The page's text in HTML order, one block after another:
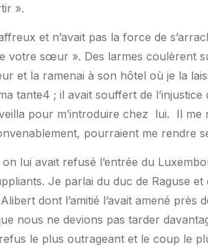
».
et n’avait pas la force de
votre sœur ». Des larmes coulèrent
et la ramenai à son hôtel où je la
tante4 ; il avait souffert de l’injustice
pour m’introduire chez lui. Il me
pourraient me rendre
lui avait refusé l’entrée du
Je parlai du duc de Raguse et
dont l’amitié l’avait amené près
nous ne devions pas tarder
le plus outrageant et le coup le